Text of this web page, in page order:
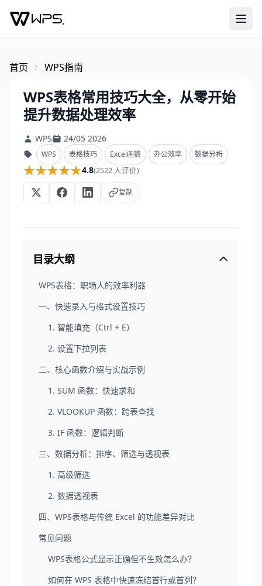
首页 WPS指南
WPS表格常用技巧大全，从零开始
提升数据处理效率
WPS 24/05 2026
WPS 表格技巧 Excel函数 办公效率 数据分析
★★★★★
★★★★★4.8(2522 人评价)
复制
目录大纲
WPS表格：职场人的效率利器
一、快速录入与格式设置技巧
1. 智能填充（Ctrl + E）
2. 设置下拉列表
二、核心函数介绍与实战示例
1. SUM 函数：快速求和
2. VLOOKUP 函数：跨表查找
3. IF 函数：逻辑判断
三、数据分析：排序、筛选与透视表
1. 高级筛选
2. 数据透视表
四、WPS表格与传统 Excel 的功能差异对比
常见问题
WPS表格公式显示正确但不生效怎么办？
如何在 WPS 表格中快速冻结首行或首列？